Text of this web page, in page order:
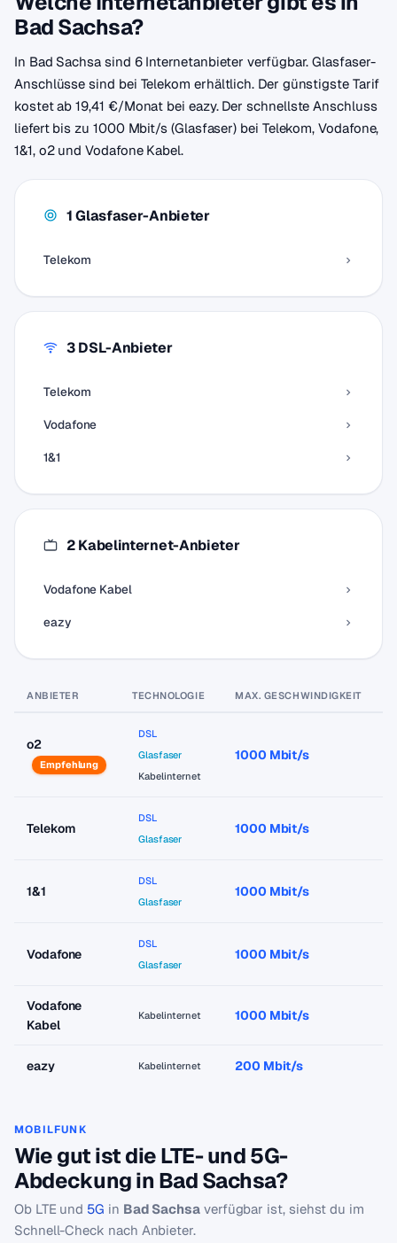
Bad Sachsa?
In Bad Sachsa sind 6 Internetanbieter verfügbar. Glasfaser-
Anschlüsse sind bei Telekom erhältlich. Der günstigste Tarif
kostet ab 19,41 €/Monat bei eazy. Der schnellste Anschluss
liefert bis zu 1000 Mbit/s (Glasfaser) bei Telekom, Vodafone,
1&1, o2 und Vodafone Kabel.
1 Glasfaser-Anbieter
Telekom
3 DSL-Anbieter
Telekom
Vodafone
1&1
2 Kabelinternet-Anbieter
Vodafone Kabel
eazy
ANBIETER TECHNOLOGIE MAX. GESCHWINDIGKEIT
o2
Empfehlung
DSL
Glasfaser
Kabelinternet
1000 Mbit/s
Telekom
DSL
Glasfaser
1000 Mbit/s
1&1
DSL
Glasfaser
1000 Mbit/s
Vodafone
DSL
Glasfaser
1000 Mbit/s
Vodafone
Kabel
Kabelinternet 1000 Mbit/s
eazy Kabelinternet 200 Mbit/s
MOBILFUNK
Wie gut ist die LTE- und 5G-
Abdeckung in Bad Sachsa?
Ob LTE und 5G in Bad Sachsa verfügbar ist, siehst du im
Schnell-Check nach Anbieter.